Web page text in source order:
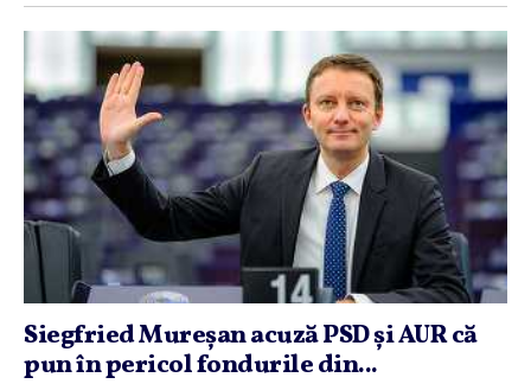
Siegfried Mureşan acuză PSD şi AUR că
pun în pericol fondurile din...